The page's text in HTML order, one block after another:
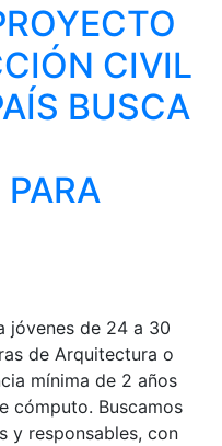
CIVIL
BUSCA
jóvenes de 24 a 30
de Arquitectura o
mínima de 2 años
cómputo. Buscamos
y responsables, con